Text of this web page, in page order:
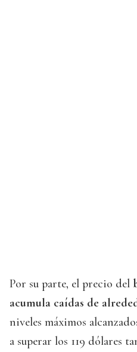
Por su parte, el precio del
acumula caídas de
niveles máximos
a superar los 119 dólares